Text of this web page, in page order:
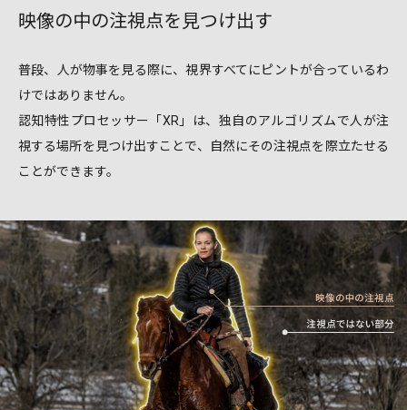
映像の中の注視点を見つけ出す
普段、人が物事を見る際に、視界すべてにピントが合っているわ
けではありません。
認知特性プロセッサー「XR」は、独自のアルゴリズムで人が注
視する場所を見つけ出すことで、自然にその注視点を際立たせる
ことができます。